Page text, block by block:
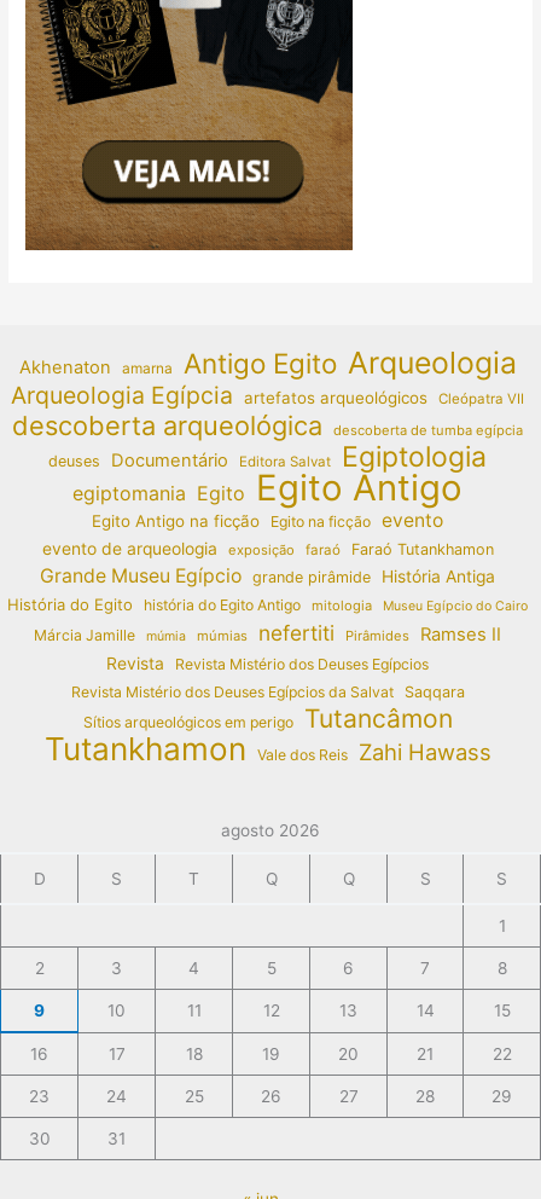
Akhenaton amarna Antigo Egito Arqueologia
Arqueologia Egípcia artefatos arqueológicos Cleópatra VII
descoberta arqueológica descoberta de tumba egípcia
deuses Documentário Editora Salvat Egiptologia
egiptomania Egito Egito Antigo
Egito Antigo na ficção Egito na ficção evento
evento de arqueologia exposição faraó Faraó Tutankhamon
Grande Museu Egípcio grande pirâmide
História Antiga
História do Egito
história do Egito Antigo mitologia Museu Egípcio do Cairo
Márcia Jamille múmia múmias nefertiti Pirâmides Ramses II
Revista
Revista Mistério dos Deuses Egípcios
Revista Mistério dos Deuses Egípcios da Salvat
Saqqara
Sítios arqueológicos em perigo
Tutancâmon
Tutankhamon Vale dos Reis Zahi Hawass
agosto 2026
D S T Q Q S S
1
2 3 4 5 6 7 8
9 10 11 12 13 14 15
16 17 18 19 20 21 22
23 24 25 26 27 28 29
30 31